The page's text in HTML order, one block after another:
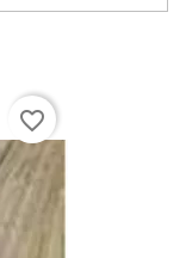
favorite_border